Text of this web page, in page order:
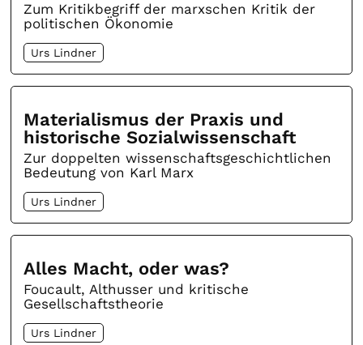
Zum Kritikbegriff der marxschen Kritik der
politischen Ökonomie
Urs Lindner
Materialismus der Praxis und
historische Sozialwissenschaft
Zur doppelten wissenschaftsgeschichtlichen
Bedeutung von Karl Marx
Urs Lindner
Alles Macht, oder was?
Foucault, Althusser und kritische
Gesellschaftstheorie
Urs Lindner